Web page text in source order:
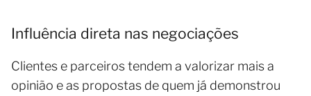
Influência direta nas negociações
Clientes e parceiros tendem a valorizar mais a
opinião e as propostas de quem já demonstrou